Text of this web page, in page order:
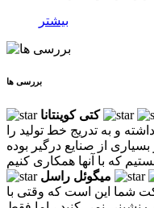
بیشتر
بررسی ها
کتی کوینتانا
و به تدریج خط تولید را
از صنایع درگیر بوده
میگوئل راسل
شما این است که وقتی با